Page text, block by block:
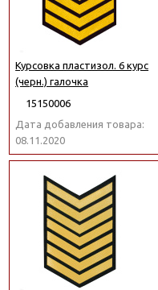
Курсовка пластизол. 6 курс
(черн.) галочка
15150006
Дата добавления товара:
08.11.2020